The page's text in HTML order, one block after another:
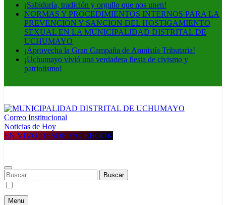
¡Sabiduría, tradición y orgullo que nos unen!
NORMAS Y PROCEDIMIENTOS INTERNOS PARA LA
PREVENCION Y SANCION DEL HOSTIGAMIENTO
SEXUAL EN LA MUNICIPALIDAD DISTRITAL DE
UCHUMAYO
¡Aprovecha la Gran Campaña de Amnistía Tributaria!
¡Uchumayo vivió una verdadera fiesta de civismo y
patriotismo!
MUNICIPALIDAD DISTRITAL DE UCHUMAYO
Construyendo una nueva Historia
Correo Institucional
Noticias de Hoy
EN VIVO DESDE FACEBOOK
Buscar:
Menu